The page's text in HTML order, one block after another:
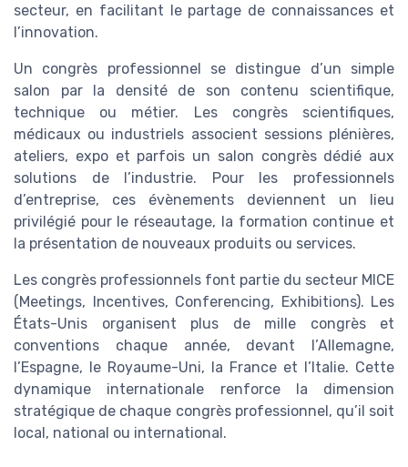
secteur, en facilitant le partage de connaissances et
l’innovation.
Un congrès professionnel se distingue d’un simple
salon par la densité de son contenu scientifique,
technique ou métier. Les congrès scientifiques,
médicaux ou industriels associent sessions plénières,
ateliers, expo et parfois un salon congrès dédié aux
solutions de l’industrie. Pour les professionnels
d’entreprise, ces évènements deviennent un lieu
privilégié pour le réseautage, la formation continue et
la présentation de nouveaux produits ou services.
Les congrès professionnels font partie du secteur MICE
(Meetings, Incentives, Conferencing, Exhibitions). Les
États-Unis organisent plus de mille congrès et
conventions chaque année, devant l’Allemagne,
l’Espagne, le Royaume-Uni, la France et l’Italie. Cette
dynamique internationale renforce la dimension
stratégique de chaque congrès professionnel, qu’il soit
local, national ou international.